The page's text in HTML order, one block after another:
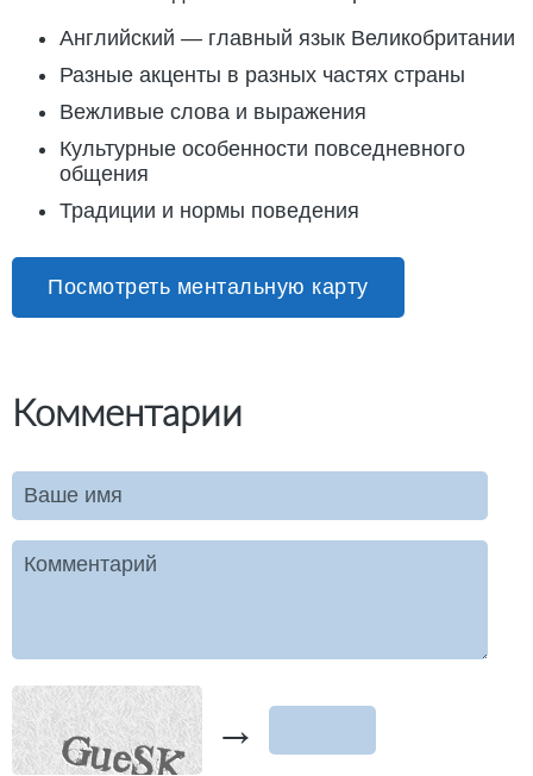
Английский — главный язык Великобритании
Разные акценты в разных частях страны
Вежливые слова и выражения
Культурные особенности повседневного
общения
Традиции и нормы поведения
Посмотреть ментальную карту
Комментарии
Ваше имя
Комментарий
→